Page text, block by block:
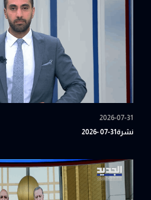
2026-07-31
نشرة31-07 -2026